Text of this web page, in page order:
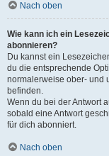
Nach oben
Wie kann ich ein
abonnieren?
Du kannst ein
du die entsprechende
normalerweise ober- und
befinden.
Wenn du bei der Antwort
sobald eine Antwort
für dich abonniert.
Nach oben